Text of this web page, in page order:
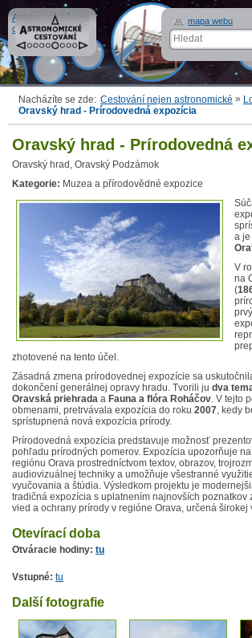
Astronomické
cestování
Nacházíte se zde: Cestování nejen astronomické »
Oravský hrad - Prírodovedná expozícia
Oravský hrad - Prírodovedná
Oravský hrad, Oravský Podzámok
Kategorie: Muzea a přírodovědné expozice
a je
V
na
(
zhotovené na tento účel.
Zásadná zmena prírodovednej expozície sa
dokončení generálnej opravy hradu. Tvorili ju dva
Oravská priehrada a Fauna a flóra Roháčov. V tejto
obmenami, pretrvávala expozícia do roku 2007, kedy
sprístupnená nová expozícia prírody.
Prírodovedná expozícia predstavuje možnosť
pohľadu prírodných pomerov. Expozícia upozorňuje
regiónu Orava prostredníctvom textov, obrazov,
audiovizuálnej techniky a umožňuje všestranné
vyučovania a štúdia. Výsledkom projektu je
tradičná expozícia s uplatnením najnovších poznatkov
vied a ochrany prírody v regióne Orava, určená širokej
Otevírací doba
Otváracie hodiny: tu
Vstupné: tu
Další fotografie
mapa webu